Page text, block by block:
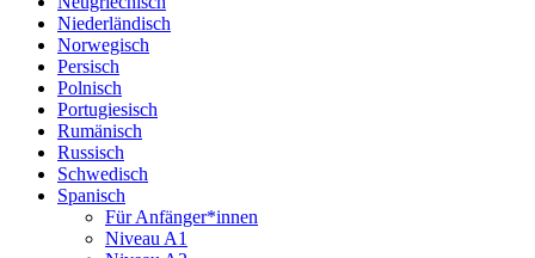
Niederländisch
Norwegisch
Persisch
Polnisch
Portugiesisch
Rumänisch
Russisch
Schwedisch
Spanisch
Für Anfänger*innen
Niveau A1